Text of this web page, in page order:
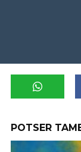
POTSER